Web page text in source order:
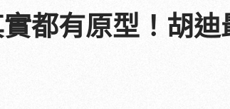
都有原型！胡